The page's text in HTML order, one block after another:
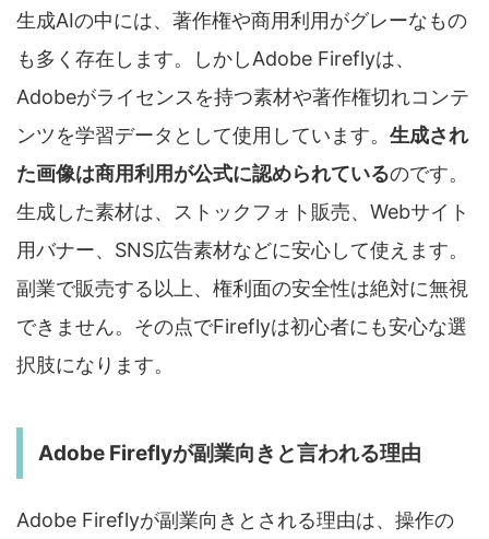
生成AIの中には、著作権や商用利用がグレーなもの
も多く存在します。しかしAdobe Fireflyは、
Adobeがライセンスを持つ素材や著作権切れコンテ
ンツを学習データとして使用しています。 生成され
た画像は商用利用が公式に認められているのです。
生成した素材は、ストックフォト販売、Webサイト
用バナー、SNS広告素材などに安心して使えます。
副業で販売する以上、権利面の安全性は絶対に無視
できません。その点でFireflyは初心者にも安心な選
択肢になります。
Adobe Fireflyが副業向きと言われる理由
Adobe Fireflyが副業向きとされる理由は、操作の